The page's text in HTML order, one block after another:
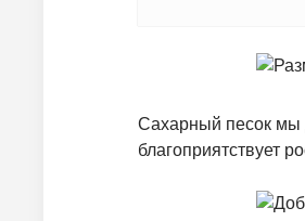
Сахарный песок мы
благоприятствует